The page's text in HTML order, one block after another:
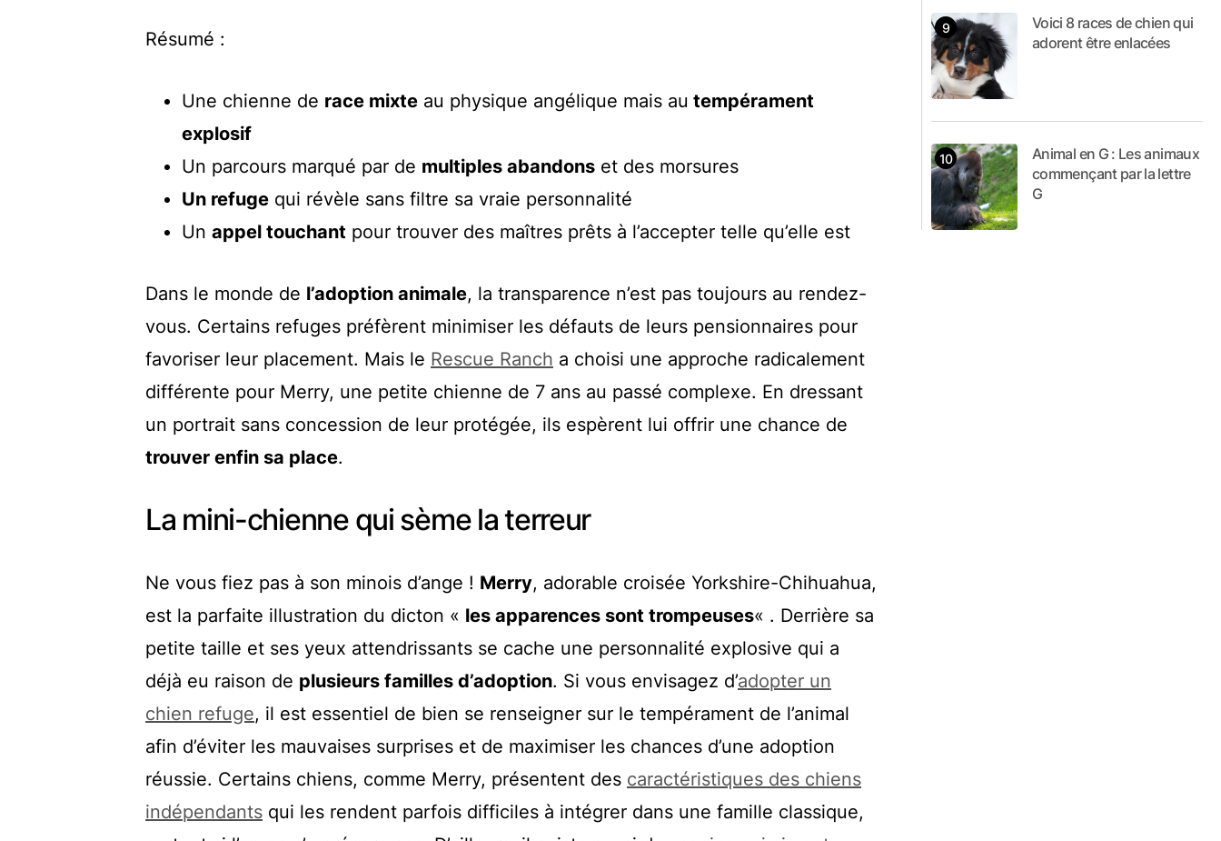
Résumé :
Une chienne de race mixte au physique angélique mais au tempérament
explosif
Un parcours marqué par de multiples abandons et des morsures
Un refuge qui révèle sans filtre sa vraie personnalité
Un appel touchant pour trouver des maîtres prêts à l’accepter telle qu’elle est
Dans le monde de l’adoption animale, la transparence n’est pas toujours au rendez-
vous. Certains refuges préfèrent minimiser les défauts de leurs pensionnaires pour
favoriser leur placement. Mais le Rescue Ranch a choisi une approche radicalement
différente pour Merry, une petite chienne de 7 ans au passé complexe. En dressant
un portrait sans concession de leur protégée, ils espèrent lui offrir une chance de
trouver enfin sa place.
La mini-chienne qui sème la terreur
Ne vous fiez pas à son minois d’ange ! Merry, adorable croisée Yorkshire-Chihuahua,
est la parfaite illustration du dicton « les apparences sont trompeuses« . Derrière sa
petite taille et ses yeux attendrissants se cache une personnalité explosive qui a
déjà eu raison de plusieurs familles d’adoption. Si vous envisagez d’adopter un
chien refuge, il est essentiel de bien se renseigner sur le tempérament de l’animal
afin d’éviter les mauvaises surprises et de maximiser les chances d’une adoption
réussie. Certains chiens, comme Merry, présentent des caractéristiques des chiens
indépendants qui les rendent parfois difficiles à intégrer dans une famille classique,
Voici 8 races de chien qui
adorent être enlacées
Animal en G : Les animaux
commençant par la lettre
G